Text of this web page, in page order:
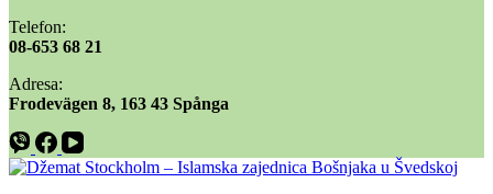
Telefon:
08-653 68 21
Adresa:
​​Frodevägen 8, 163 43 Spånga